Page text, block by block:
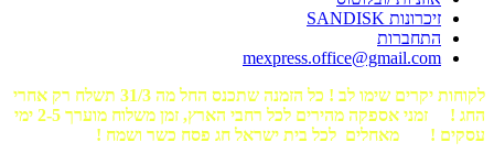
זיכרונות SANDISK
התחברות
mexpress.office@gmail.com
לקוחות יקרים שימו לב ! כל הזמנה שתכנס החל מה 31/3 תשלח רק אחרי
החג ! זמני אספקה מהירים לכל רחבי הארץ, זמן משלוח מוערך 2-5 ימי
עסקים ! מאחלים לכל בית ישראל חג פסח כשר ושמח !